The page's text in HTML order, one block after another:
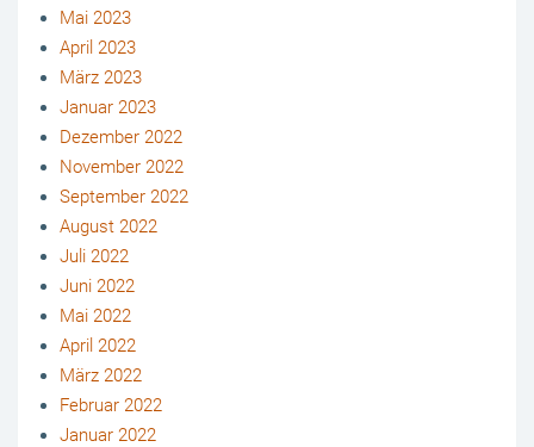
Mai 2023
April 2023
März 2023
Januar 2023
Dezember 2022
November 2022
September 2022
August 2022
Juli 2022
Juni 2022
Mai 2022
April 2022
März 2022
Februar 2022
Januar 2022